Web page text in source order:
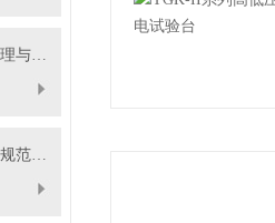
直流毫伏表在弱电检测中的原理与性能优势
交直流毫安表突发故障原因及规范处理流程